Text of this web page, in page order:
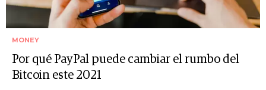
MONEY
Por qué PayPal puede cambiar el rumbo del
Bitcoin este 2021